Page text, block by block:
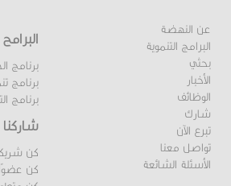
عن النهضة
البرامج التنموية
بحثي
الأخبار
الوظائف
شارك
تبرع الآن
تواصل معنا
الأسئلة الشائعة
برنامج
برنامج
برنامج
كن
كن عضوًا